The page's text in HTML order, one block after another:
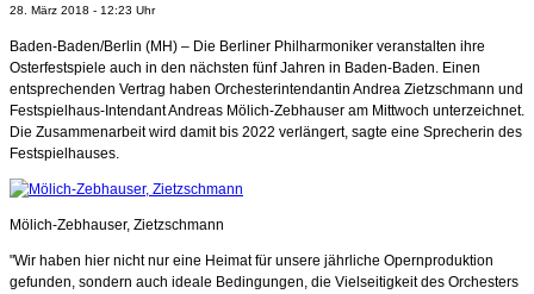
28. März 2018 - 12:23 Uhr
Baden-Baden/Berlin (MH) – Die Berliner Philharmoniker veranstalten ihre
Osterfestspiele auch in den nächsten fünf Jahren in Baden-Baden. Einen
entsprechenden Vertrag haben Orchesterintendantin Andrea Zietzschmann und
Festspielhaus-Intendant Andreas Mölich-Zebhauser am Mittwoch unterzeichnet.
Die Zusammenarbeit wird damit bis 2022 verlängert, sagte eine Sprecherin des
Festspielhauses.
Mölich-Zebhauser, Zietzschmann
"Wir haben hier nicht nur eine Heimat für unsere jährliche Opernproduktion
gefunden, sondern auch ideale Bedingungen, die Vielseitigkeit des Orchesters